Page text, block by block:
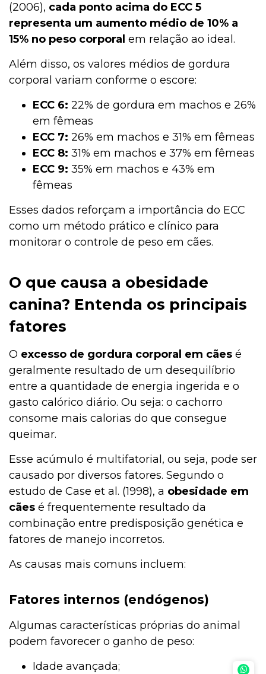
(2006), cada ponto acima do ECC 5
representa um aumento médio de 10% a
15% no peso corporal em relação ao ideal.
Além disso, os valores médios de gordura
corporal variam conforme o escore:
ECC 6: 22% de gordura em machos e 26%
em fêmeas
ECC 7: 26% em machos e 31% em fêmeas
ECC 8: 31% em machos e 37% em fêmeas
ECC 9: 35% em machos e 43% em
fêmeas
Esses dados reforçam a importância do ECC
como um método prático e clínico para
monitorar o controle de peso em cães.
O que causa a obesidade
canina? Entenda os principais
fatores
O excesso de gordura corporal em cães é
geralmente resultado de um desequilíbrio
entre a quantidade de energia ingerida e o
gasto calórico diário. Ou seja: o cachorro
consome mais calorias do que consegue
queimar.
Esse acúmulo é multifatorial, ou seja, pode ser
causado por diversos fatores. Segundo o
estudo de Case et al. (1998), a obesidade em
cães é frequentemente resultado da
combinação entre predisposição genética e
fatores de manejo incorretos.
As causas mais comuns incluem:
Fatores internos (endógenos)
Algumas características próprias do animal
podem favorecer o ganho de peso:
Idade avançada;